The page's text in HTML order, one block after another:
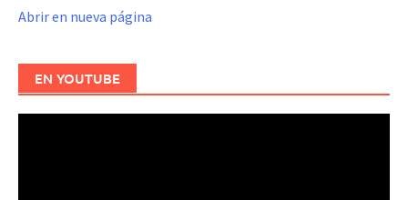
Abrir en nueva página
EN YOUTUBE